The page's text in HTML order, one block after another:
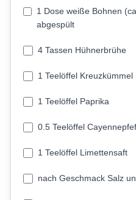
1 Dose weiße Bohnen
abgespült
4 Tassen Hühnerbrühe
1 Teelöffel Kreuzkümmel
1 Teelöffel Paprika
0.5 Teelöffel
1 Teelöffel Limettensaft
nach Geschmack Salz